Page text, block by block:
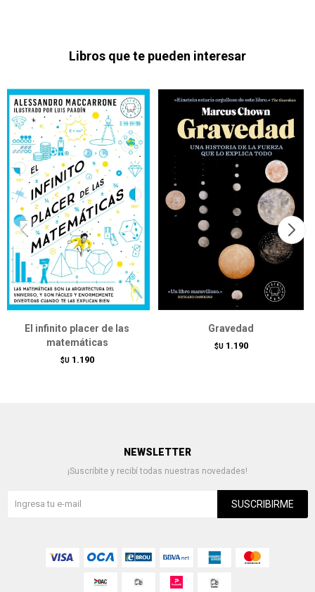
Libros que te pueden interesar
El infinito placer de las
matemáticas
$U 1.190
Gravedad
$U 1.190
NEWSLETTER
¡Suscribite y recibí todas nuestras novedades!
SUSCRIBIRME